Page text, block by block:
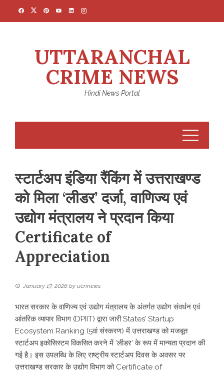
UTTARANCHAL
CRIME NEWS
Hindi News Portal
स्टार्टअप इंडिया रैंकिंग में उत्तराखण्ड
को मिला ‘लीडर’ दर्जा, वाणिज्य एवं
उद्योग मंत्रालय ने प्रदान किया
Certificate of
Appreciation
January 17, 2026 by ucnnews
भारत सरकार के वाणिज्य एवं उद्योग मंत्रालय के अंतर्गत उद्योग संवर्धन एवं
आंतरिक व्यापार विभाग (DPIIT) द्वारा जारी States’ Startup
Ecosystem Ranking (5वां संस्करण) में उत्तराखण्ड को मजबूत
स्टार्टअप इकोसिस्टम विकसित करने में ‘लीडर’ के रूप में मान्यता प्रदान की
गई है। इस उपलब्धि के लिए राष्ट्रीय स्टार्टअप दिवस के अवसर पर
उत्तराखण्ड सरकार के उद्योग विभाग को Certificate of